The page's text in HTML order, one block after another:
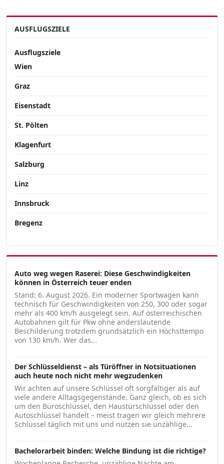
AUSFLUGSZIELE
Ausflugsziele
Wien
Graz
Eisenstadt
St. Pölten
Klagenfurt
Salzburg
Linz
Innsbruck
Bregenz
Auto weg wegen Raserei: Diese Geschwindigkeiten
können in Österreich teuer enden
Stand: 6. August 2026. Ein moderner Sportwagen kann
technisch für Geschwindigkeiten von 250, 300 oder sogar
mehr als 400 km/h ausgelegt sein. Auf österreichischen
Autobahnen gilt für Pkw ohne anderslautende
Beschilderung trotzdem grundsätzlich ein Höchsttempo
von 130 km/h. Wer das...
Der Schlüsseldienst – als Türöffner in Notsituationen
auch heute noch nicht mehr wegzudenken
Wir achten auf unsere Schlüssel oft sorgfältiger als auf
viele andere Alltagsgegenstände. Ganz gleich, ob es sich
um den Büroschlüssel, den Haustürschlüssel oder den
Autoschlüssel handelt – meist tragen wir gleich mehrere
Schlüssel täglich mit uns und nutzen sie unzählige...
Bachelorarbeit binden: Welche Bindung ist die richtige?